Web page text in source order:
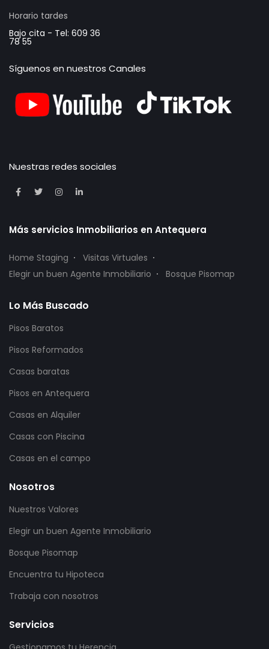
Horario tardes
Bajo cita - Tel: 609 36
78 55
Síguenos en nuestros Canales
Nuestras redes sociales
Más servicios Inmobiliarios en Antequera
Home Staging
Visitas Virtuales
Elegir un buen Agente Inmobiliario
Bosque Pisomap
Lo Más Buscado
Pisos Baratos
Pisos Reformados
Casas baratas
Pisos en Antequera
Casas en Alquiler
Casas con Piscina
Casas en el campo
Nosotros
Nuestros Valores
Elegir un buen Agente Inmobiliario
Bosque Pisomap
Encuentra tu Hipoteca
Trabaja con nosotros
Servicios